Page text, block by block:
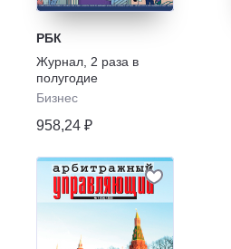
РБК
Журнал 2 раза в
полугодие
Бизнес
958,24 ₽